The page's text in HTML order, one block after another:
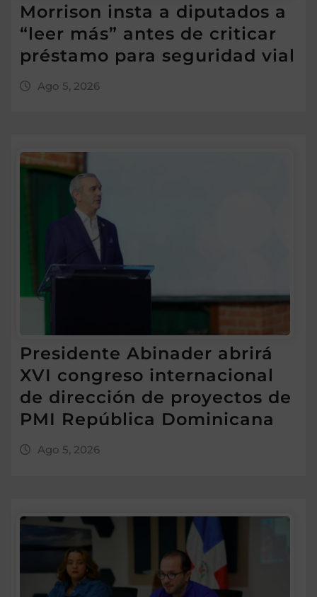
Morrison insta a diputados a
“leer más” antes de criticar
préstamo para seguridad vial
Ago 5, 2026
Presidente Abinader abrirá
XVI congreso internacional
de dirección de proyectos de
PMI República Dominicana
Ago 5, 2026